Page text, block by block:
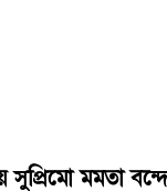
মমতা